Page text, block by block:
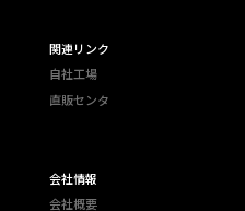
関連リンク
自社工場
直販センタ
会社情報
会社概要